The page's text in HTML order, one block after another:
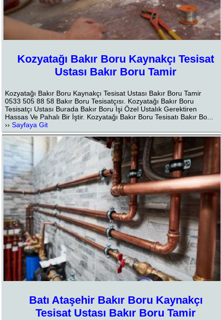
Kozyatağı Bakır Boru Kaynakçı Tesisat
Ustası Bakır Boru Tamir
Kozyatağı Bakır Boru Kaynakçı Tesisat Ustası Bakır Boru Tamir
0533 505 88 58 Bakır Boru Tesisatçısı. Kozyatağı Bakır Boru
Tesisatçı Ustası Burada Bakır Boru İşi Özel Ustalık Gerektiren
Hassas Ve Pahalı Bir İştir. Kozyatağı Bakır Boru Tesisatı Bakır Bo...
››Sayfaya Git
Batı Ataşehir Bakır Boru Kaynakçı
Tesisat Ustası Bakır Boru Tamir